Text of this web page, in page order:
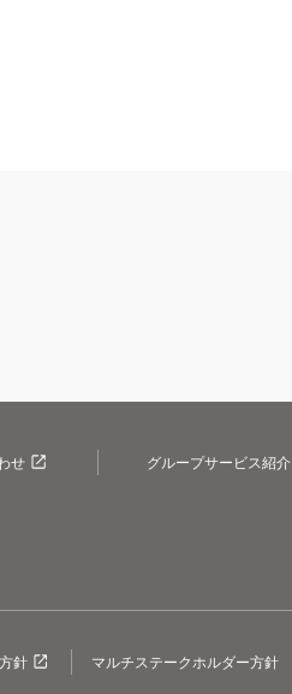
せ グループサービス紹介
針 マルチステークホルダー方針